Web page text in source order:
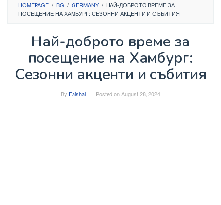
HOMEPAGE / BG / GERMANY / НАЙ-ДОБРОТО ВРЕМЕ ЗА
ПОСЕЩЕНИЕ НА ХАМБУРГ: СЕЗОННИ АКЦЕНТИ И СЪБИТИЯ
Най-доброто време за
посещение на Хамбург:
Сезонни акценти и събития
By Faishal Posted onAugust 28, 2024